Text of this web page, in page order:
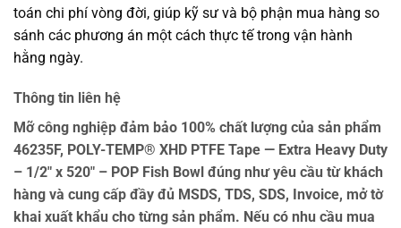
toán chi phí vòng đời, giúp kỹ sư và bộ phận mua hàng so
sánh các phương án một cách thực tế trong vận hành
hằng ngày.
Thông tin liên hệ
Mỡ công nghiệp đảm bảo 100% chất lượng của sản phẩm
46235F, POLY-TEMP® XHD PTFE Tape — Extra Heavy Duty
– 1/2″ x 520″ – POP Fish Bowl đúng như yêu cầu từ khách
hàng và cung cấp đầy đủ MSDS, TDS, SDS, Invoice, mở tờ
khai xuất khẩu cho từng sản phẩm. Nếu có nhu cầu mua